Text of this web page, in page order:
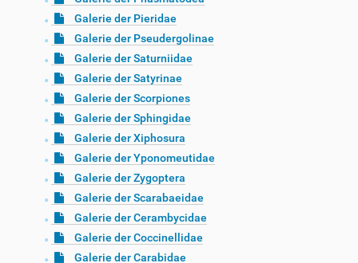
Galerie der Pieridae
Galerie der Pseudergolinae
Galerie der Saturniidae
Galerie der Satyrinae
Galerie der Scorpiones
Galerie der Sphingidae
Galerie der Xiphosura
Galerie der Yponomeutidae
Galerie der Zygoptera
Galerie der Scarabaeidae
Galerie der Cerambycidae
Galerie der Coccinellidae
Galerie der Carabidae